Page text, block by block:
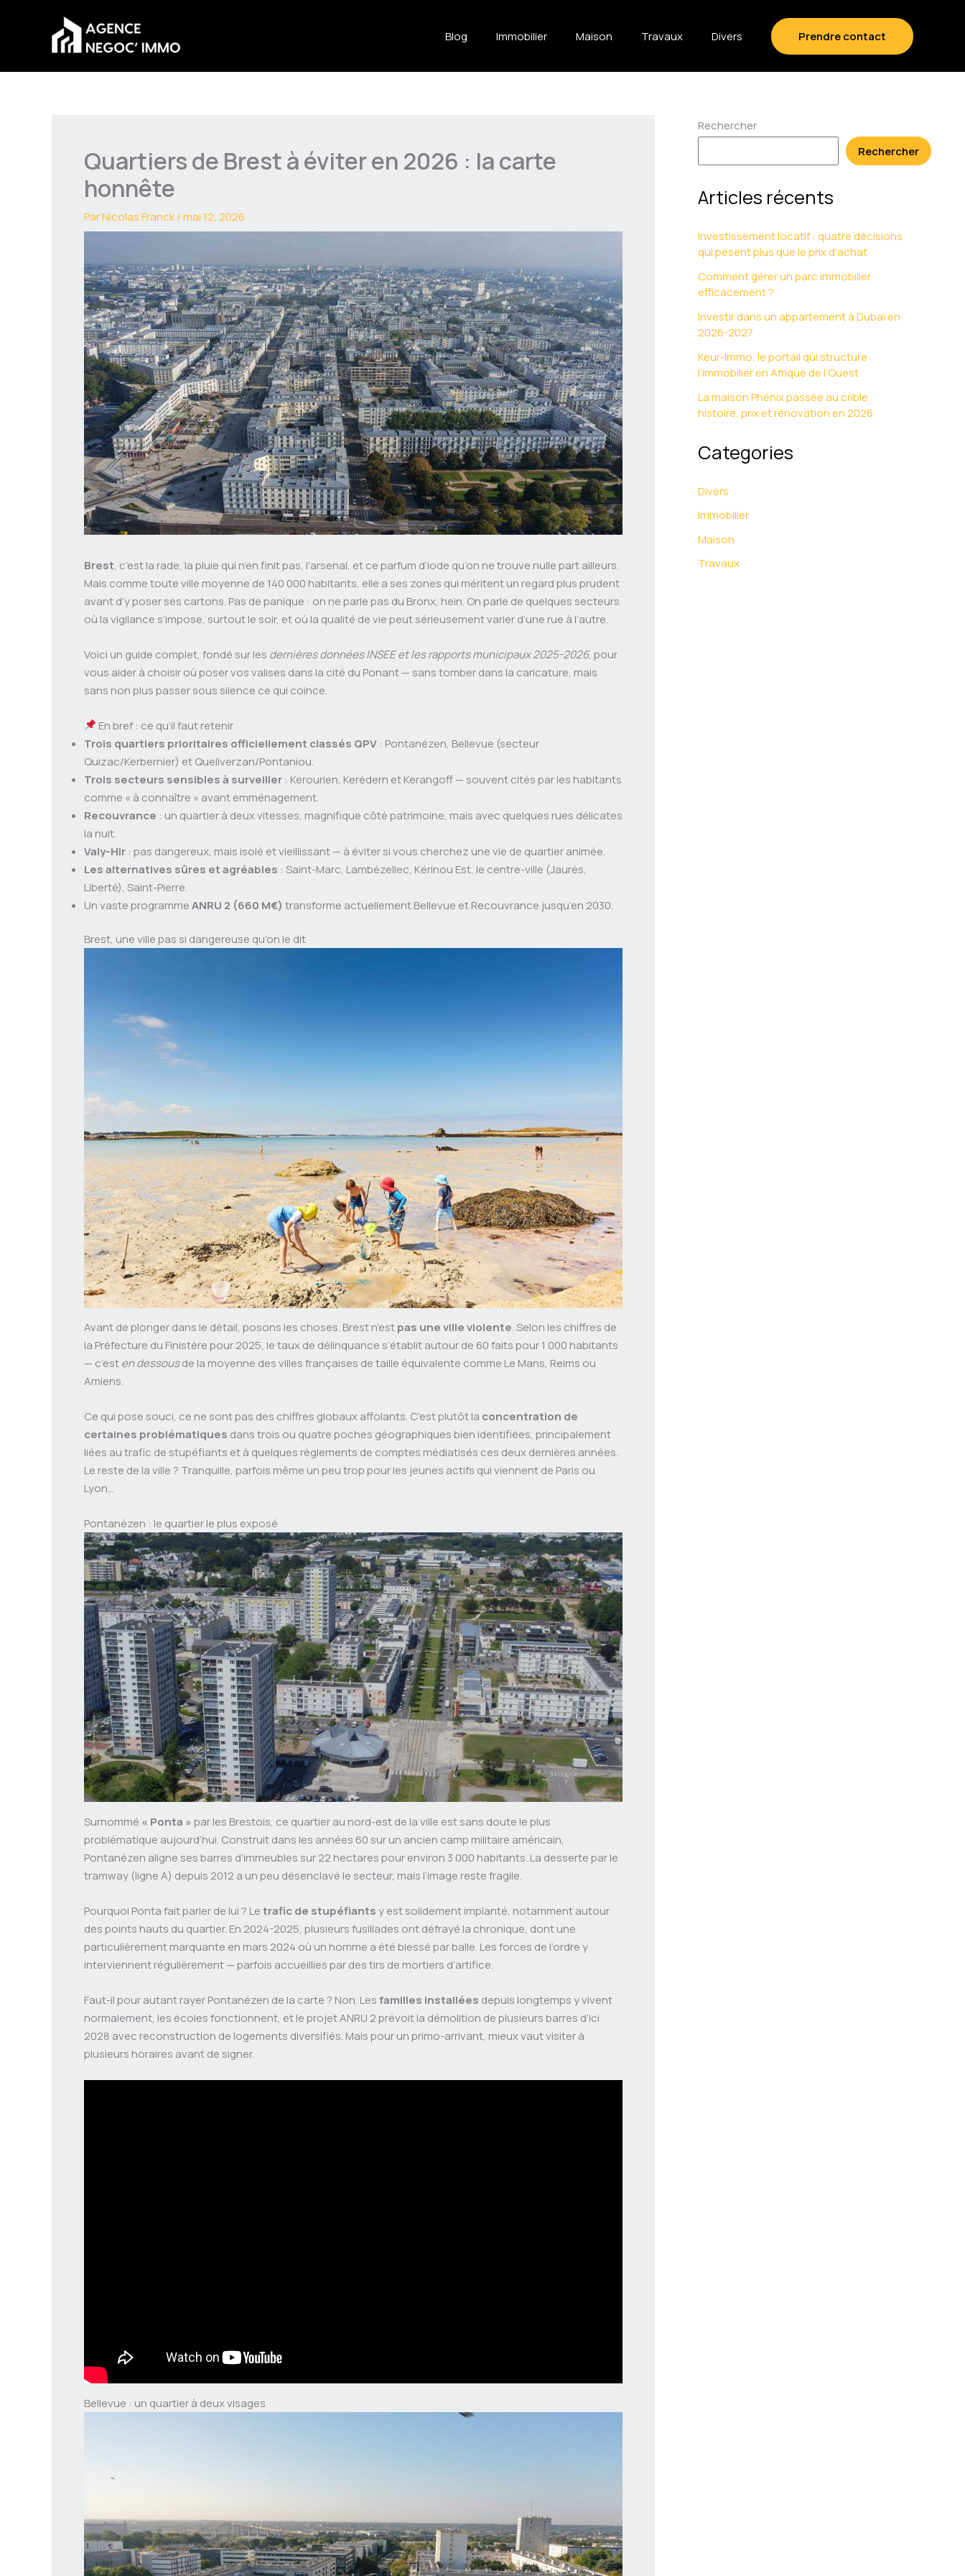
Blog Immobilier Maison Travaux Divers Prendre contact
Quartiers de Brest à éviter en 2026 : la carte
honnête
ParNicolas Franck/mai 12, 2026
Brest, c’est la rade, la pluie qui n’en finit pas, l’arsenal, et ce parfum d’iode qu’on ne trouve nulle part ailleurs.
Mais comme toute ville moyenne de 140 000 habitants, elle a ses zones qui méritent un regard plus prudent
avant d’y poser ses cartons. Pas de panique : on ne parle pas du Bronx, hein. On parle de quelques secteurs
où la vigilance s’impose, surtout le soir, et où la qualité de vie peut sérieusement varier d’une rue à l’autre.
Voici un guide complet, fondé sur les dernières données INSEE et les rapports municipaux 2025-2026, pour
vous aider à choisir où poser vos valises dans la cité du Ponant — sans tomber dans la caricature, mais
sans non plus passer sous silence ce qui coince.
En bref : ce qu’il faut retenir
Trois quartiers prioritaires officiellement classés QPV : Pontanézen, Bellevue (secteur
Quizac/Kerbernier) et Queliverzan/Pontaniou.
Trois secteurs sensibles à surveiller : Kerourien, Kerédern et Kerangoff — souvent cités par les habitants
comme « à connaître » avant emménagement.
Recouvrance : un quartier à deux vitesses, magnifique côté patrimoine, mais avec quelques rues délicates
la nuit.
Valy-Hir : pas dangereux, mais isolé et vieillissant — à éviter si vous cherchez une vie de quartier animée.
Les alternatives sûres et agréables : Saint-Marc, Lambézellec, Kérinou Est, le centre-ville (Jaurès,
Liberté), Saint-Pierre.
Un vaste programmeANRU 2 (660 M€) transforme actuellement Bellevue et Recouvrance jusqu’en 2030.
Brest, une ville pas si dangereuse qu’on le dit
Avant de plonger dans le détail, posons les choses. Brest n’estpas une ville violente. Selon les chiffres de
la Préfecture du Finistère pour 2025, le taux de délinquance s’établit autour de 60 faits pour 1 000 habitants
— c’esten dessousde la moyenne des villes françaises de taille équivalente comme Le Mans, Reims ou
Amiens.
Ce qui pose souci, ce ne sont pas des chiffres globaux affolants. C’est plutôt la concentration de
certaines problématiques dans trois ou quatre poches géographiques bien identifiées, principalement
liées au trafic de stupéfiants et à quelques règlements de comptes médiatisés ces deux dernières années.
Le reste de la ville ? Tranquille, parfois même un peu trop pour les jeunes actifs qui viennent de Paris ou
Lyon…
Pontanézen : le quartier le plus exposé
Surnommé « Ponta »par les Brestois, ce quartier au nord-est de la ville est sans doute le plus
problématique aujourd’hui. Construit dans les années 60 sur un ancien camp militaire américain,
Pontanézen aligne ses barres d’immeubles sur 22 hectares pour environ 3 000 habitants. La desserte par le
tramway (ligne A) depuis 2012 a un peu désenclavé le secteur, mais l’image reste fragile.
Pourquoi Ponta fait parler de lui ? Letrafic de stupéfiantsy est solidement implanté, notamment autour
des points hauts du quartier. En 2024-2025, plusieurs fusillades ont défrayé la chronique, dont une
particulièrement marquante en mars 2024 où un homme a été blessé par balle. Les forces de l’ordre y
interviennent régulièrement — parfois accueillies par des tirs de mortiers d’artifice.
Faut-il pour autant rayer Pontanézen de la carte ? Non. Lesfamilles installées depuis longtemps y vivent
normalement, les écoles fonctionnent, et le projet ANRU 2 prévoit la démolition de plusieurs barres d’ici
2028 avec reconstruction de logements diversifiés. Mais pour un primo-arrivant, mieux vaut visiter à
plusieurs horaires avant de signer.
Bellevue : un quartier à deux visages
Rechercher
Rechercher
Articles récents
Investissement locatif : quatre décisions
qui pèsent plus que le prix d’achat
Comment gérer un parc immobilier
efficacement ?
Investir dans un appartement à Dubaï en
2026-2027
Keur-Immo, le portail qui structure
l’immobilier en Afrique de l’Ouest
La maison Phénix passée au crible :
histoire, prix et rénovation en 2026
Categories
Divers
Immobilier
Maison
Travaux